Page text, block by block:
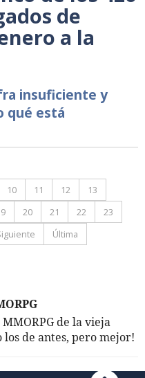
de
a la
insuficiente y
qué está
10 11 12
13
20 21 22
23
Última
de la vieja
los de antes, pero mejor!